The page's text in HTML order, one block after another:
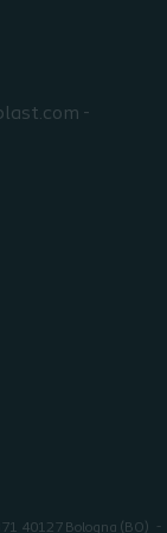
-
40127 Bologna (BO)